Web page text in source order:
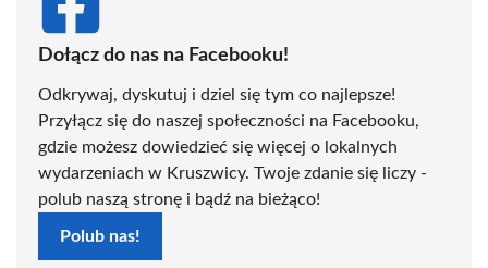
Dołącz do nas na Facebooku!
Odkrywaj, dyskutuj i dziel się tym co najlepsze!
Przyłącz się do naszej społeczności na Facebooku,
gdzie możesz dowiedzieć się więcej o lokalnych
wydarzeniach w Kruszwicy. Twoje zdanie się liczy -
polub naszą stronę i bądź na bieżąco!
Polub nas!